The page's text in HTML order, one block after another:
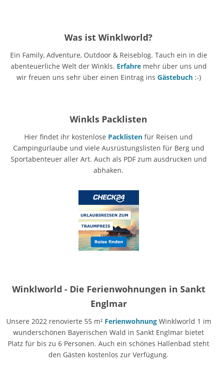
Was ist Winklworld?
Ein Family, Adventure, Outdoor & Reiseblog. Tauch ein in die
abenteuerliche Welt der Winkls. Erfahremehr über uns und
wir freuen uns sehr über einen Eintrag ins Gästebuch:-)
Winkls Packlisten
Hier findet ihr kostenlose Packlisten für Reisen und
Campingurlaube und viele Ausrüstungslisten für Berg und
Sportabenteuer aller Art. Auch als PDF zum ausdrucken und
abhaken.
Winklworld - Die Ferienwohnungen in Sankt
Englmar
Unsere 2022 renovierte 55 m² FerienwohnungWinklworld 1 im
wunderschönen Bayerischen Wald in Sankt Englmar bietet
Platz für bis zu 6 Personen. Auch ein schönes Hallenbad steht
den Gästen kostenlos zur Verfügung.